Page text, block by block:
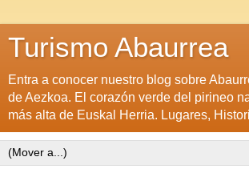
Turismo Abaurrea
Entra a conocer nuestro blog sobre
de Aezkoa. El corazón verde del pirineo
más alta de Euskal Herria. Lugares,